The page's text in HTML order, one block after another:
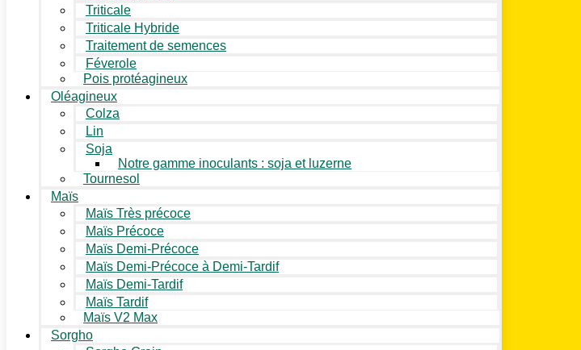
Triticale
Triticale Hybride
Traitement de semences
Féverole
Pois protéagineux
Oléagineux
Colza
Lin
Soja
Notre gamme inoculants : soja et luzerne
Tournesol
Maïs
Maïs Très précoce
Maïs Précoce
Maïs Demi-Précoce
Maïs Demi-Précoce à Demi-Tardif
Maïs Demi-Tardif
Maïs Tardif
Maïs V2 Max
Sorgho